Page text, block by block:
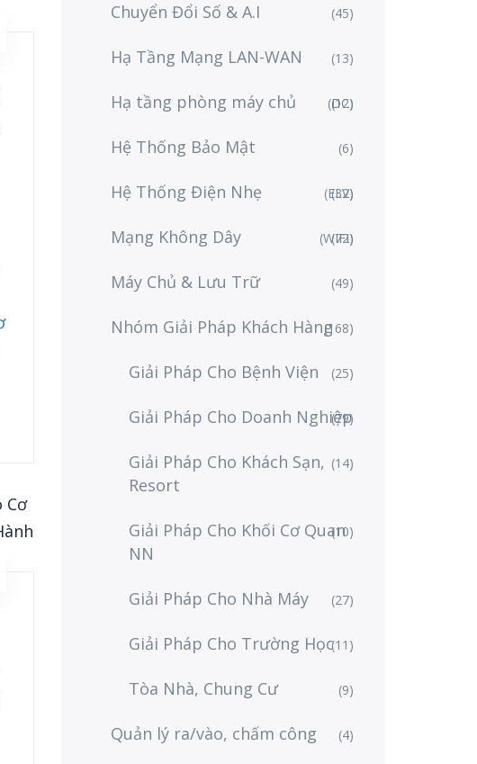
Chuyển Đổi Số & A.I (45)
Hạ Tầng Mạng LAN-WAN (13)
Hạ tầng phòng máy chủ (DC)
(12)
Hệ Thống Bảo Mật (6)
Hệ Thống Điện Nhẹ (ELV)
(32)
Mạng Không Dây (WIFI)
(72)
Máy Chủ & Lưu Trữ (49)
Nhóm Giải Pháp Khách Hàng(168)
Giải Pháp Cho Bệnh Viện (25)
Giải Pháp Cho Doanh Nghiệp
(79)
Giải Pháp Cho Khách Sạn,
Resort
(14)
Giải Pháp Cho Khối Cơ Quan
NN
(10)
Giải Pháp Cho Nhà Máy (27)
Giải Pháp Cho Trường Học(11)
Tòa Nhà, Chung Cư (9)
Quản lý ra/vào, chấm công (4)